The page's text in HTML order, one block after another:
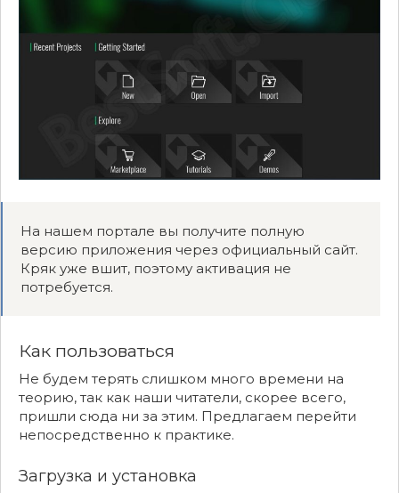
На нашем портале вы получите полную
версию приложения через официальный сайт.
Кряк уже вшит, поэтому активация не
потребуется.
Как пользоваться
Не будем терять слишком много времени на
теорию, так как наши читатели, скорее всего,
пришли сюда ни за этим. Предлагаем перейти
непосредственно к практике.
Загрузка и установка